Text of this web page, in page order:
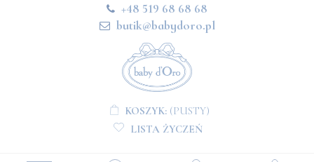
+48 519 68 68 68
butik@babydoro.pl
KOSZYK: (PUSTY)
LISTA ŻYCZEŃ